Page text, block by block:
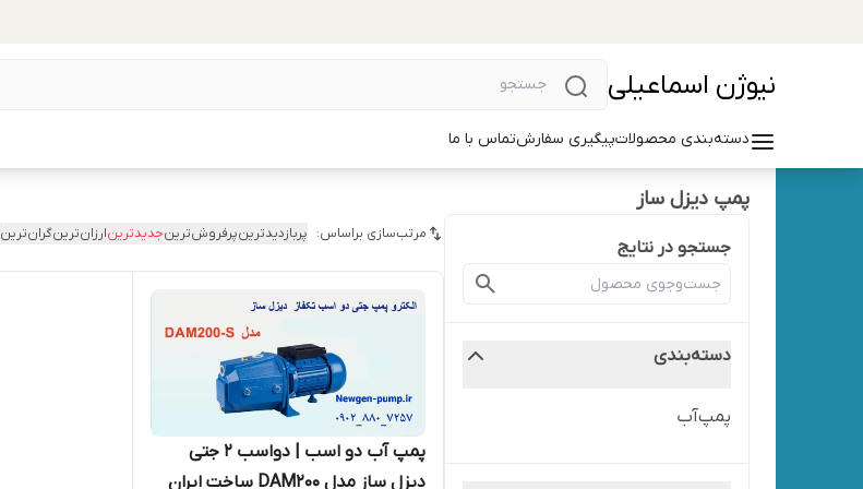
نیوژن اسماعیلی
دسته‌بندی محصولاتپیگیری سفارشتماس با ما
پمپ دیزل ساز
جستجو در نتایج
دسته‌بندی
پمپ‌آب
مرتب‌سازی براساس: پربازدیدترینپرفروش‌ترینجدیدترینارزان‌ترینگران‌ترین
پمپ آب دو اسب | دواسب 2 جتی
دیزل ساز مدل DAM200 ساخت ایران